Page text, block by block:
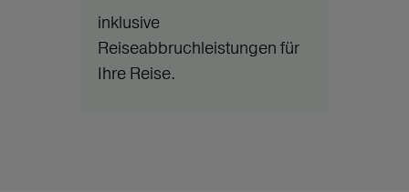
inklusive
Reiseabbruchleistungen für
Ihre Reise.